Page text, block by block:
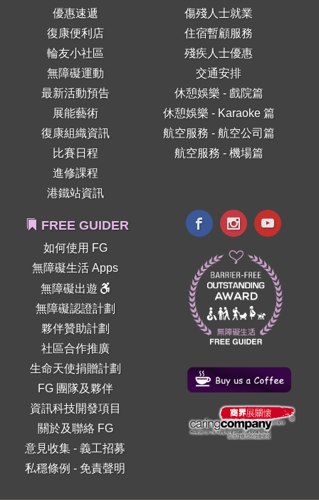
優惠速遞
復康便利店
輪友小社區
無障礙運動
最新活動預告
展能藝術
復康組織資訊
比賽日程
進修課程
港鐵站資訊
傷殘人士就業
住宿暫顧服務
殘疾人士優惠
交通安排
休憩娛樂 - 戲院篇
休憩娛樂 - Karaoke 篇
航空服務 - 航空公司篇
航空服務 - 機場篇
FREE GUIDER
如何使用 FG
無障礙生活 Apps
無障礙出遊
無障礙認證計劃
夥伴贊助計劃
社區合作推廣
生命天使捐贈計劃
FG 團隊及夥伴
資訊科技開發項目
關於及聯絡 FG
意見收集 -義工招募
私穩條例 - 免責聲明